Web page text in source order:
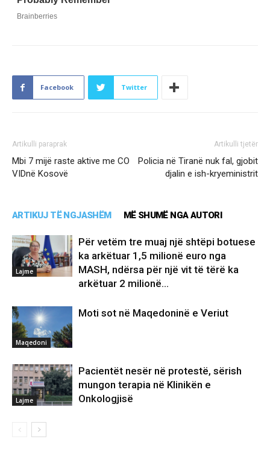
Facebook Twitter
Artikulli paraprak
Mbi 7 mijë raste aktive me CO
VIDnë Kosovë
Artikulli tjetër
Policia në Tiranë nuk fal, gjobit
djalin e ish-kryeministrit
ARTIKUJ TË NGJASHËM MË SHUMË NGA AUTORI
Lajme
Për vetëm tre muaj një shtëpi botuese
ka arkëtuar 1,5 milionë euro nga
MASH, ndërsa për një vit të tërë ka
arkëtuar 2 milionë...
Maqedoni
Moti sot në Maqedoninë e Veriut
Lajme
Pacientët nesër në protestë, sërish
mungon terapia në Klinikën e
Onkologjisë